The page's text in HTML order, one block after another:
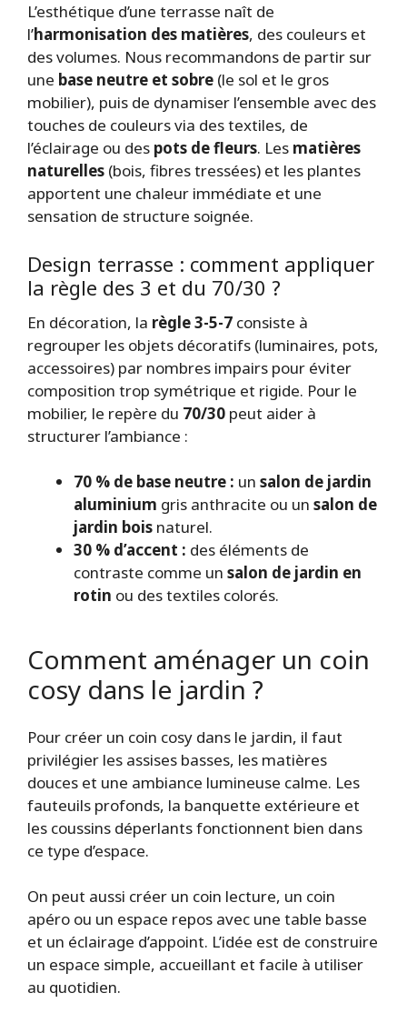
L’esthétique d’une terrasse naît de
l’harmonisation des matières, des couleurs et
des volumes. Nous recommandons de partir sur
une base neutre et sobre (le sol et le gros
mobilier), puis de dynamiser l’ensemble avec des
touches de couleurs via des textiles, de
l’éclairage ou des pots de fleurs. Les matières
naturelles (bois, fibres tressées) et les plantes
apportent une chaleur immédiate et une
sensation de structure soignée.
Design terrasse : comment appliquer
la règle des 3 et du 70/30 ?
En décoration, la règle 3-5-7 consiste à
regrouper les objets décoratifs (luminaires, pots,
accessoires) par nombres impairs pour éviter
composition trop symétrique et rigide. Pour le
mobilier, le repère du 70/30 peut aider à
structurer l’ambiance :
70 % de base neutre : un salon de jardin
aluminium gris anthracite ou un salon de
jardin bois naturel.
30 % d’accent : des éléments de
contraste comme un salon de jardin en
rotin ou des textiles colorés.
Comment aménager un coin
cosy dans le jardin ?
Pour créer un coin cosy dans le jardin, il faut
privilégier les assises basses, les matières
douces et une ambiance lumineuse calme. Les
fauteuils profonds, la banquette extérieure et
les coussins déperlants fonctionnent bien dans
ce type d’espace.
On peut aussi créer un coin lecture, un coin
apéro ou un espace repos avec une table basse
et un éclairage d’appoint. L’idée est de construire
un espace simple, accueillant et facile à utiliser
au quotidien.